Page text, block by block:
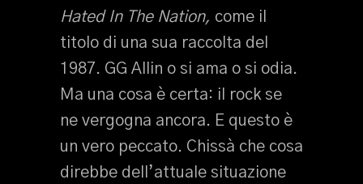
Hated In The Nation, come il
titolo di una sua raccolta del
1987. GG Allin o si ama o si odia.
Ma una cosa è certa: il rock se
ne vergogna ancora. E questo è
un vero peccato. Chissà che cosa
direbbe dell’attuale situazione